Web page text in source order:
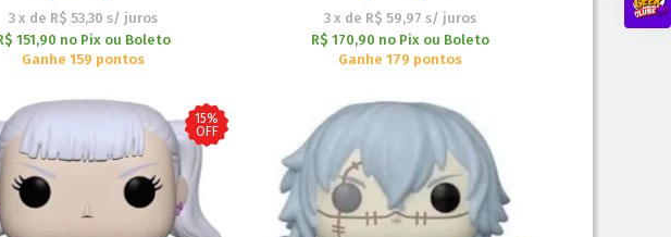
3 x de R$ 53,30 s/ juros
151,90 no Pix ou Boleto
Ganhe 159 pontos
3 x de R$ 59,97 s/ juros
R$ 170,90 no Pix ou Boleto
Ganhe 179 pontos
15%
OFF